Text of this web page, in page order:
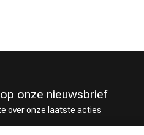
onze nieuwsbrief
over onze laatste acties